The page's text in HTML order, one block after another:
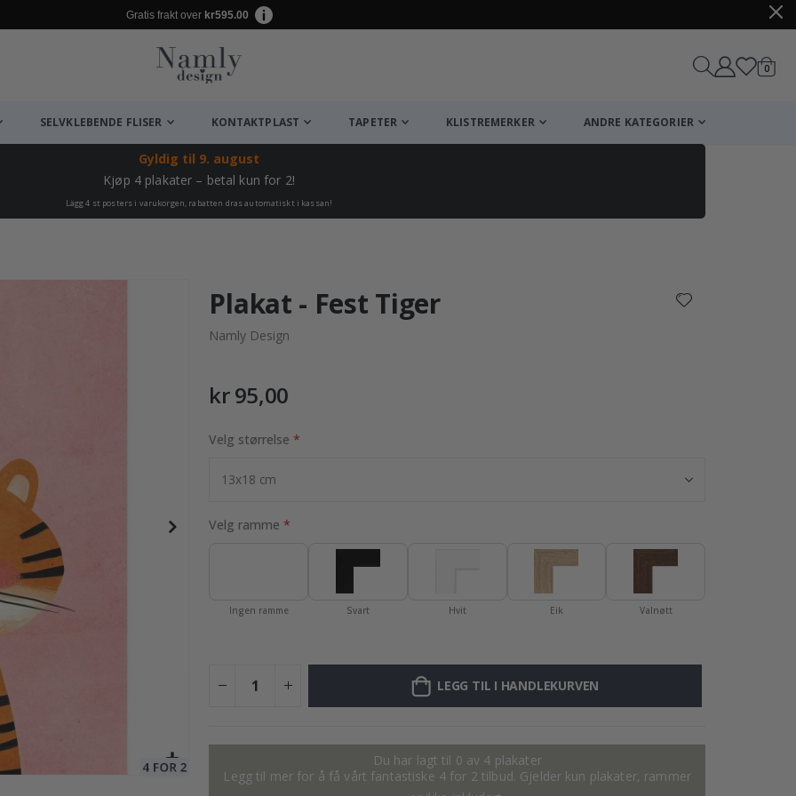
Gratis frakt over kr595.00
0varer
SELVKLEBENDE FLISER KONTAKTPLAST TAPETER KLISTREMERKER ANDRE KATEGORIER
Gyldig til 9. august
Kjøp 4 plakater – betal kun for 2!
Lägg 4 st posters i varukorgen, rabatten dras automatiskt i kassan!
95,00 Kr
Plakat - Fest Tiger
Namly Design
kr 95,00
Velg størrelse
Velg ramme
Ingen ramme Svart Hvit Eik Valnøtt
LEGG TIL I HANDLEKURVEN
Du har lagt til 0 av 4 plakater
Legg til mer for å få vårt fantastiske 4 for 2 tilbud. Gjelder kun plakater, rammer